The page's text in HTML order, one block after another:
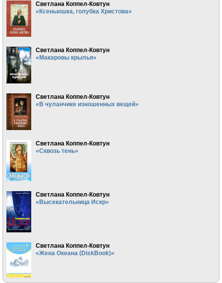
Светлана Коппел-Ковтун
«Ксеньюшка, голубка Христова»
Светлана Коппел-Ковтун
«Макаровы крылья»
Светлана Коппел-Ковтун
«В чуланчике изношенных вещей»
Светлана Коппел-Ковтун
«Сквозь тень»
Светлана Коппел-Ковтун
«Высекательница Искр»
Светлана Коппел-Ковтун
«Жена Океана (DiskBook)»